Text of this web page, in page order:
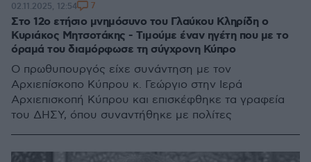
Στο 12ο ετήσιο μνημόσυνο του Γλαύκου Κληρίδη ο
Κυριάκος Μητσοτάκης - Τιμούμε έναν ηγέτη που με το
όραμά του διαμόρφωσε τη σύγχρονη Κύπρο
Ο πρωθυπουργός είχε συνάντηση με τον
Αρχιεπίσκοπο Κύπρου κ. Γεώργιο στην Ιερά
Αρχιεπισκοπή Κύπρου και επισκέφθηκε τα γραφεία
του ΔΗΣΥ, όπου συναντήθηκε με πολίτες
02.11.2025, 12:54 7